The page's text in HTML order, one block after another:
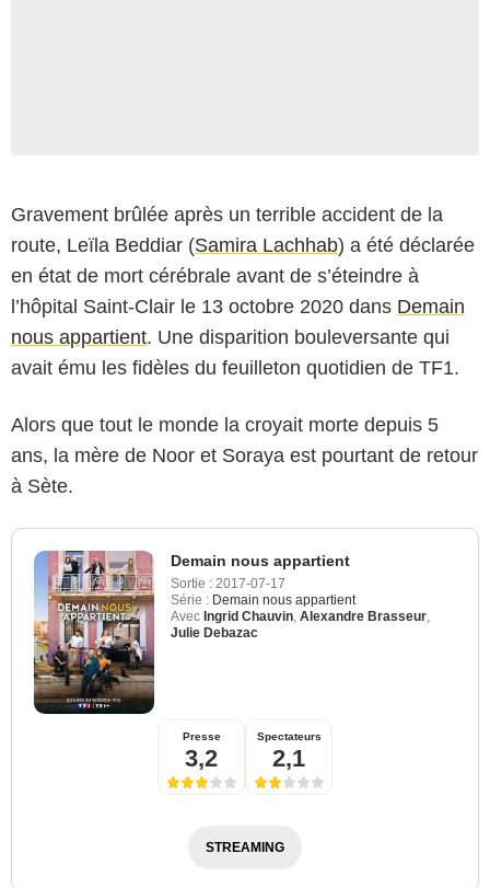
Gravement brûlée après un terrible accident de la
route, Leïla Beddiar (Samira Lachhab) a été déclarée
en état de mort cérébrale avant de s’éteindre à
l’hôpital Saint-Clair le 13 octobre 2020 dans Demain
nous appartient. Une disparition bouleversante qui
avait ému les fidèles du feuilleton quotidien de TF1.
Alors que tout le monde la croyait morte depuis 5
ans, la mère de Noor et Soraya est pourtant de retour
à Sète.
Demain nous appartient
Sortie : 2017-07-17
Série : Demain nous appartient
Avec Ingrid Chauvin Alexandre Brasseur
Julie Debazac
Presse
3,2
Spectateurs
2,1
STREAMING